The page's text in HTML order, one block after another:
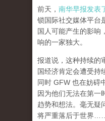
前天， 南华早报发表
锁国际社交媒体平台
国人可能产生的影响
响的一家独大。
报道说，这种持续的
国经济肯定会遭受持
同时 GFW 也在妨碍
因为他们无法在第一
趋势和想法。毫无疑
将严重落后于世界……